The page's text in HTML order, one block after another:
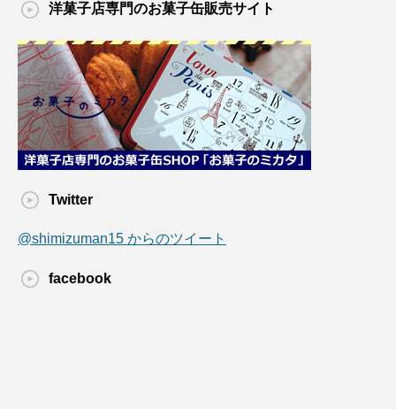
洋菓子店専門のお菓子缶販売サイト
Twitter
@shimizuman15 からのツイート
facebook